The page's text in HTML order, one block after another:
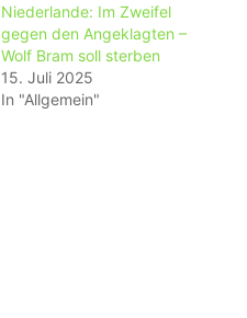
Niederlande: Im Zweifel
gegen den Angeklagten –
Wolf Bram soll sterben
15. Juli 2025
In "Allgemein"